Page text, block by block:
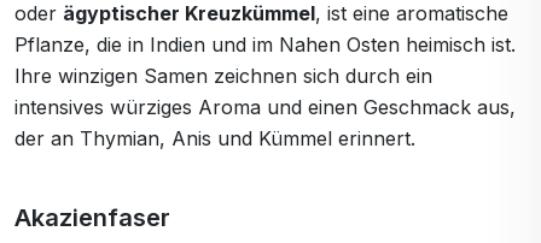
oder ägyptischer Kreuzkümmel, ist eine aromatische
Pflanze, die in Indien und im Nahen Osten heimisch ist.
Ihre winzigen Samen zeichnen sich durch ein
intensives würziges Aroma und einen Geschmack aus,
der an Thymian, Anis und Kümmel erinnert.
Akazienfaser